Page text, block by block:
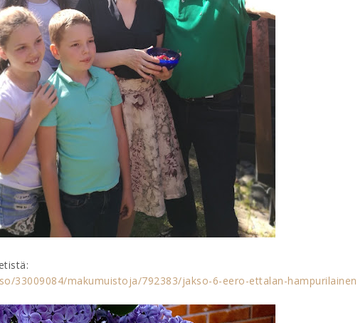
33009084/makumuistoja/792383/jakso-6-eero-ettalan-hampurilainen